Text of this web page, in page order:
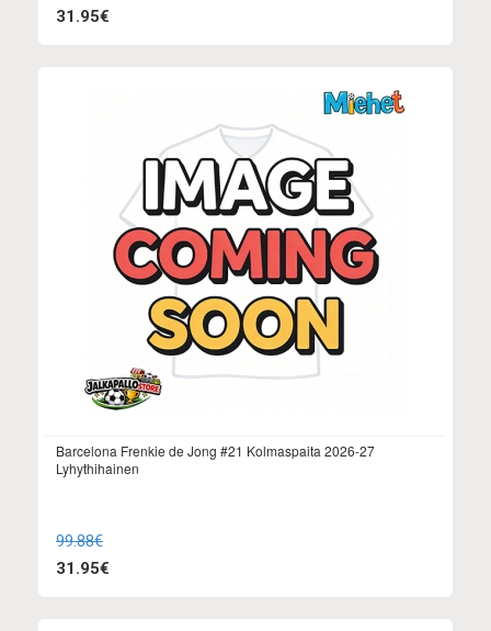
31.95€
Barcelona Frenkie de Jong #21 Kolmaspaita 2026-27
Lyhythihainen
99.88€
31.95€